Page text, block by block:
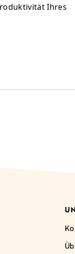
Ihres